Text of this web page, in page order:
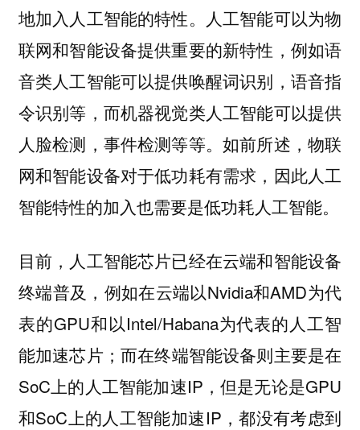
地加入人工智能的特性。人工智能可以为物
联网和智能设备提供重要的新特性，例如语
音类人工智能可以提供唤醒词识别，语音指
令识别等，而机器视觉类人工智能可以提供
人脸检测，事件检测等等。如前所述，物联
网和智能设备对于低功耗有需求，因此人工
智能特性的加入也需要是低功耗人工智能。
目前，人工智能芯片已经在云端和智能设备
终端普及，例如在云端以Nvidia和AMD为代
表的GPU和以Intel/Habana为代表的人工智
能加速芯片；而在终端智能设备则主要是在
SoC上的人工智能加速IP，但是无论是GPU
和SoC上的人工智能加速IP，都没有考虑到